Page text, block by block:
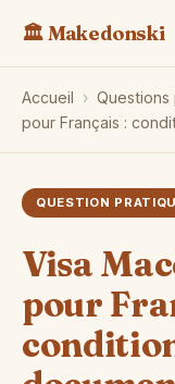
🏛️ Makedonski
Accueil › Questions
pour Français :
QUESTION
Visa
pour